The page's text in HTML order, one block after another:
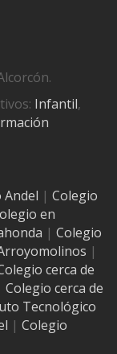
Infantil,
Andel | Colegio
en
| Colegio
|
cerca de
Colegio cerca de
Tecnológico
| Colegio